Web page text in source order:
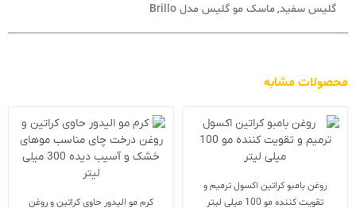
گلیس سفید,ماسک مو گلیس مدل Brillo
محصولات مشابه
روغن بامبو کراتین اکسول ترمیم و
تقویت کننده مو 100 میلی لیتر
کرم مو الیدور حاوی کراتین و روغن